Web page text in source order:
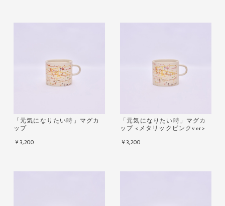
「元気になりたい時」マグカ
ップ
¥3,200
「元気になりたい時」マグカ
ップ <メタリックピンクver>
¥3,200